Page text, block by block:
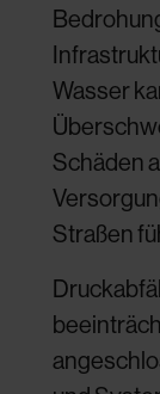
Wasser
Schäden
Straßen